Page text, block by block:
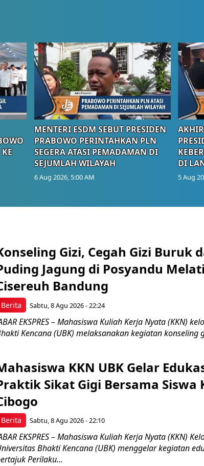
MENTERI ESDM SEBUT PRESIDEN
PRABOWO PERINTAHKAN PLN
SEGERA ATASI PEMADAMAN DI
SEJUMLAH WILAYAH
6 Aug 2026, 5:00 AM
DI
5 Aug
Berita
Gizi, Cegah Gizi Buruk
Jagung di Posyandu
Bandung
Sabtu, 8 Agu 2026 - 22:24
EKSPRES – Mahasiswa Kuliah Kerja Nyata (KKN)
Kencana (UBK) melaksanakan kegiatan konseling
Berita
KKN UBK Gelar
Sikat Gigi Bersama Siswa
Sabtu, 8 Agu 2026 - 22:10
EKSPRES – Mahasiswa Kuliah Kerja Nyata (KKN)
Bhakti Kencana (UBK) menggelar kegiatan
Perilaku...